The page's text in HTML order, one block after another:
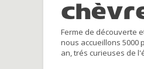
Ferme de découverte
nous accueillons 5000
an, trés curieuses de